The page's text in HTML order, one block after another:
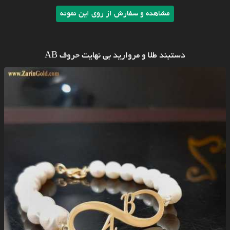
مشاهده و سفارش از روی این نمونه
دستبند طلا و مروارید بی نهایت حروف AB